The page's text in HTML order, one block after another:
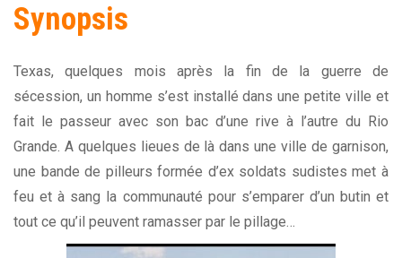
Synopsis
Texas, quelques mois après la fin de la guerre de
sécession, un homme s’est installé dans une petite ville et
fait le passeur avec son bac d’une rive à l’autre du Rio
Grande. A quelques lieues de là dans une ville de garnison,
une bande de pilleurs formée d’ex soldats sudistes met à
feu et à sang la communauté pour s’emparer d’un butin et
tout ce qu’il peuvent ramasser par le pillage…